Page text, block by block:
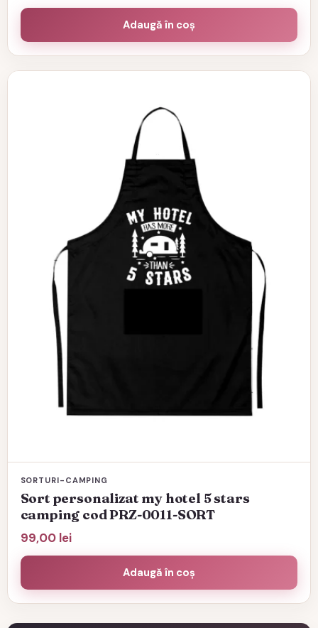
Adaugă în coș
SORTURI-CAMPING
Sort personalizat my hotel 5 stars
camping cod PRZ-0011-SORT
99,00 lei
Adaugă în coș